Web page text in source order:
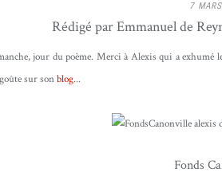
7
Rédigé par Emmanuel de
jour du poème. Merci à Alexis qui a exhumé
sur sonblog...
Fonds